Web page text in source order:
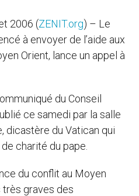
2006 (ZENIT.org) – Le
à envoyer de l’aide aux
Orient, lance un appel à
du Conseil
ce samedi par la salle
dicastère du Vatican qui
charité du pape.
du conflit au Moyen
graves des